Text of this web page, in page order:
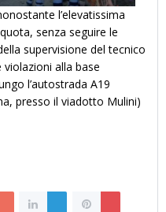
l’elevatissima
senza seguire le
supervisione del tecnico
alla base
l’autostrada A19
presso il viadotto Mulini)